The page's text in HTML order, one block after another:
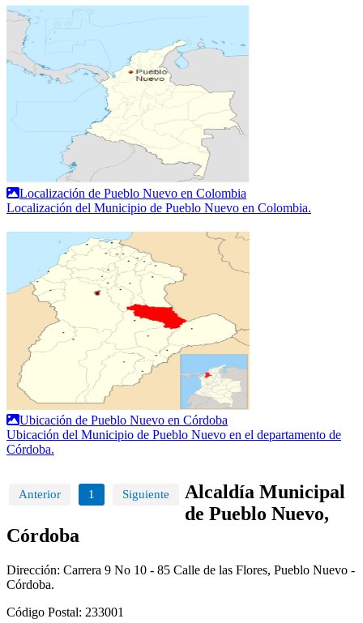
Localización de Pueblo Nuevo en Colombia
Localización del Municipio de Pueblo Nuevo en Colombia.
Ubicación de Pueblo Nuevo en Córdoba
Ubicación del Municipio de Pueblo Nuevo en el departamento de
Córdoba.
Anterior 1 Siguiente
Alcaldía Municipal
de Pueblo Nuevo,
Córdoba
Dirección: Carrera 9 No 10 - 85 Calle de las Flores, Pueblo Nuevo -
Córdoba.
Código Postal: 233001